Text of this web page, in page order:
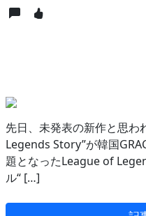
先日、未発表の新作と思
Legends Story”が韓国
題となったLeague of
ル“ […]